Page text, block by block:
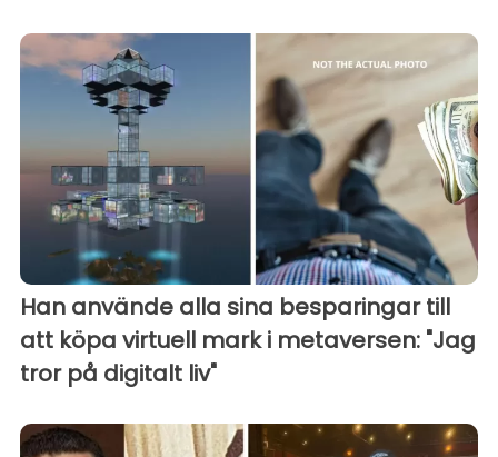
Han använde alla sina besparingar till
att köpa virtuell mark i metaversen: "Jag
tror på digitalt liv"